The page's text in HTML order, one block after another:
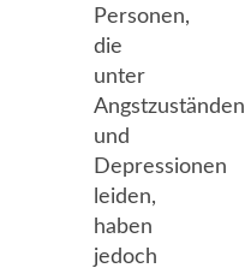
Personen,
die
unter
Angstzuständen
und
Depressionen
leiden,
haben
jedoch